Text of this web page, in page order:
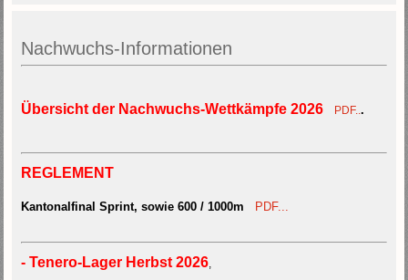
Nachwuchs-Informationen
Übersicht der Nachwuchs-Wettkämpfe 2026 PDF...
REGLEMENT
Kantonalfinal Sprint, sowie 600 / 1000m PDF...
- Tenero-Lager Herbst 2026